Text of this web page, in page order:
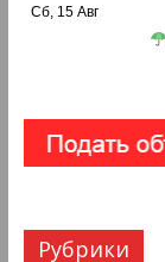
Сб, 15 Авг
Рубрики